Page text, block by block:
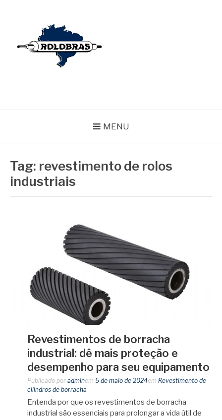
MENU
Tag: revestimento de rolos
industriais
Revestimentos de borracha
industrial: dê mais proteção e
desempenho para seu equipamento
Publicado por adminem 5 de maio de 2024em Revestimento de
cilindros de borracha
Entenda por que os revestimentos de borracha
industrial são essenciais para prolongar a vida útil de